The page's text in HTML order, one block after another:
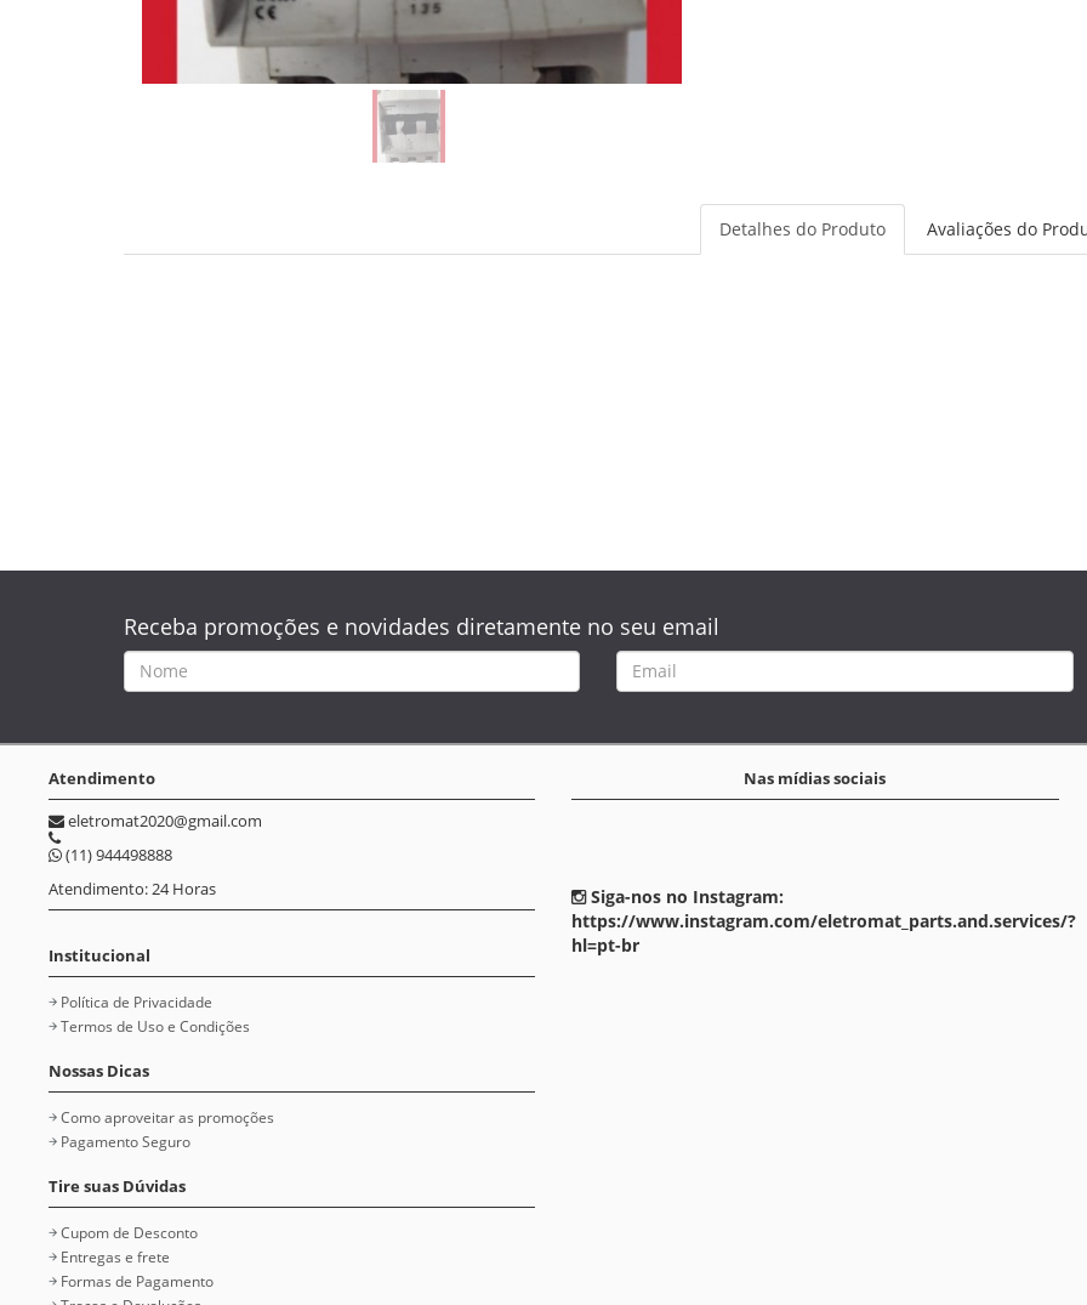
Detalhes do Produto Avaliações do
Receba promoções e novidades diretamente no seu email
Atendimento
eletromat2020@gmail.com
(11) 944498888
Atendimento: 24 Horas
Institucional
Política de Privacidade
Termos de Uso e Condições
Nossas Dicas
Como aproveitar as promoções
Pagamento Seguro
Tire suas Dúvidas
Cupom de Desconto
Entregas e frete
Formas de Pagamento
Nas mídias sociais
Siga-nos no Instagram:
https://www.instagram.com/eletromat_parts.and.services/?
hl=pt-br